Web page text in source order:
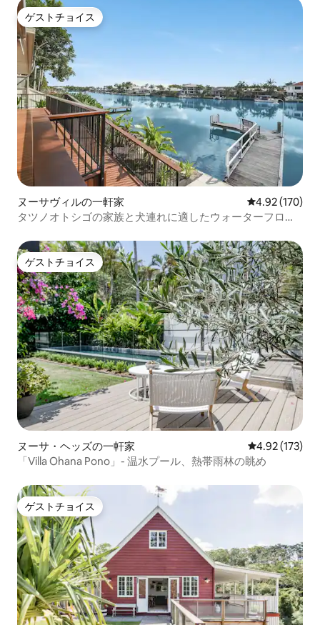
ゲストチョイス
ゲストチョイス
ヌーサヴィルの一軒家 レビュー170
4.92 (170)
タツノオトシゴの家族と犬連れに適したウォーターフロン
ゲストチョイス
ゲストチョイス
ヌーサ・ヘッズの一軒家 レビュー173
4.92 (173)
「Villa Ohana Pono」- 温水プール、熱帯雨林の眺め
ゲストチョイス
ゲストチョイス